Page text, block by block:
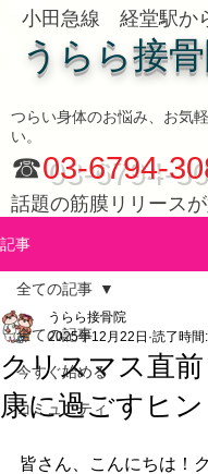
小田急線 経堂駅か
うらら接
つらい身体のお悩み、お気
い。
☎03-6794-
話題の筋膜リリースが
記事
全ての記事
今すぐ始める
コミュニティ
全ての記事
クリスマス直
康に過ごすヒン
うらら接骨院
2025年12月22日 読了時間
皆さん、こんにちは！